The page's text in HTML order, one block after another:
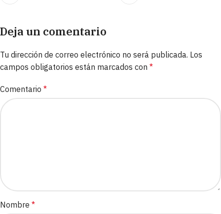
Deja un comentario
Tu dirección de correo electrónico no será publicada. Los
campos obligatorios están marcados con *
Comentario *
Nombre *